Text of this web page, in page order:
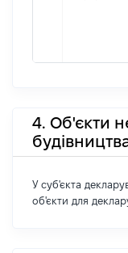
4. Об'єкти
У суб'єкта
об'єкти для